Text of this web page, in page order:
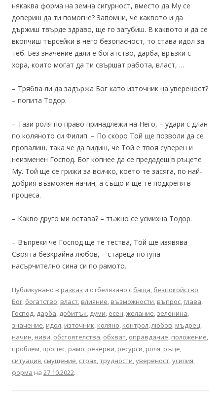
някаква форма на земна сигурност, вместо да Му се
довериш да ти помогне? Запомни, че каквото и да
държиш твърде здраво, ще го загубиш. В каквото и да се
вкопчиш търсейки в него безопасност, то става идол за
теб. Без значение дали е богатство, дарба, връзки с
хора, които могат да ти свършат работа, власт, …
– Трябва ли да задържа Бог като източник на увереност?
– попита Тодор.
– Тази роля по право принадлежи на Него, – удари с длан
по коляното си Филип. – По скоро Той ще позволи да се
провалиш, така че да видиш, че Той е твоя суверен и
неизменен Господ. Бог копнее да се предадеш в ръцете
Му. Той ще се грижи за всичко, което те засяга, по най-
добрия възможен начин, а също и ще те подкрепя в
процеса.
– Какво друго ми остава? – тъжно се усмихна Тодор.
– Въпреки че Господ ще те тества, Той ще изявява
Своята безкрайна любов, – стареца потупа
насърчително сина си по рамото.
Публикувано в разказ и отбелязано с баща, безпокойство,
Бог, богатство, власт, влияние, възможности, въпрос, глава,
Господ, дарба, добитък, думи, есен,желание, зеленина,
значение, идол, източник, коляно, контрол,любов, мъдрец,
начин, ниви, обстоятелства, обхват, оправдание, положение,
проблем, процес, рамо, резерви, ресурси, роля, ръце,
ситуация, смущение, страх,трудности,увереност,усилия,
форма на 27.10.2022.